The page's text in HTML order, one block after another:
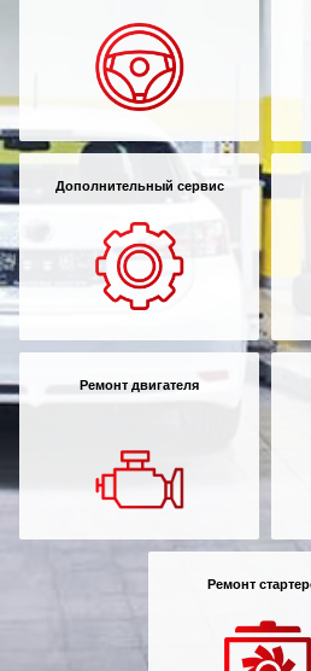
Дополнительный сервис
Ремонт двигателя
Ремонт